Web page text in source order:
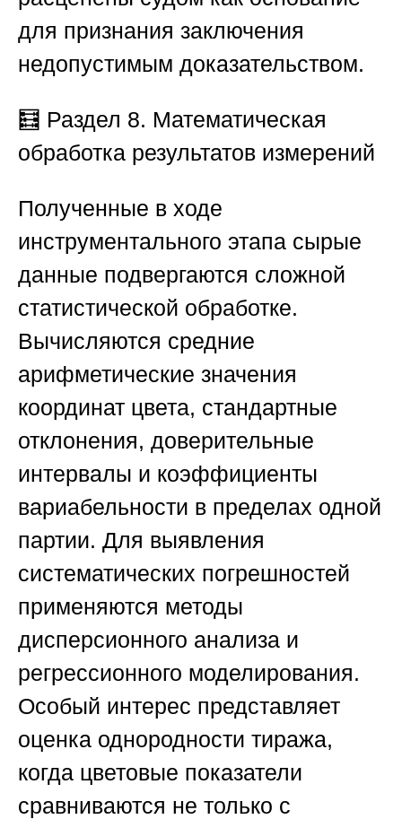
для признания заключения
недопустимым доказательством.
🧮 Раздел 8. Математическая
обработка результатов измерений
Полученные в ходе
инструментального этапа сырые
данные подвергаются сложной
статистической обработке.
Вычисляются средние
арифметические значения
координат цвета, стандартные
отклонения, доверительные
интервалы и коэффициенты
вариабельности в пределах одной
партии. Для выявления
систематических погрешностей
применяются методы
дисперсионного анализа и
регрессионного моделирования.
Особый интерес представляет
оценка однородности тиража,
когда цветовые показатели
сравниваются не только с